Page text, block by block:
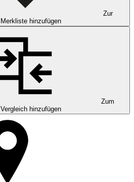
Zur
Merkliste hinzufügen
Zum
Vergleich hinzufügen